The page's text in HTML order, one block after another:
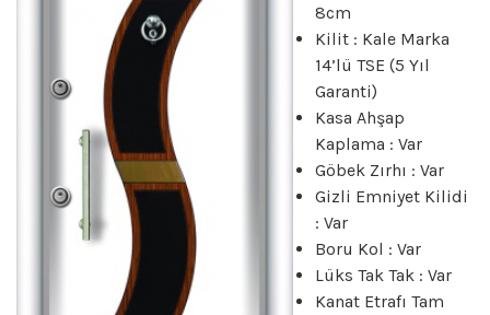
8cm
Kilit : Kale Marka
14’lü TSE (5 Yıl
Garanti)
Kasa Ahşap
Kaplama : Var
Göbek Zırhı : Var
Gizli Emniyet Kilidi
: Var
Boru Kol : Var
Lüks Tak Tak : Var
Kanat Etrafı Tam